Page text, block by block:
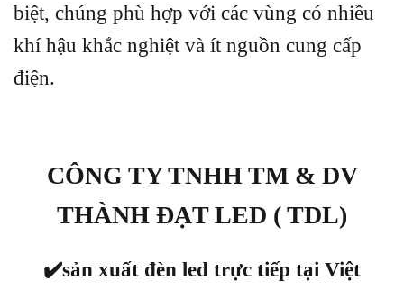
biệt, chúng phù hợp với các vùng có nhiều
khí hậu khắc nghiệt và ít nguồn cung cấp
điện.
CÔNG TY TNHH TM & DV
THÀNH ĐẠT LED ( TDL)
✔️sản xuất đèn led trực tiếp tại Việt